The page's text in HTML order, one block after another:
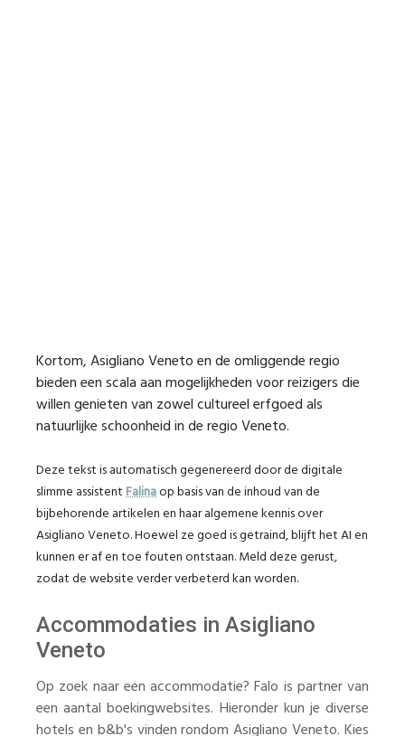
Kortom, Asigliano Veneto en de omliggende regio
bieden een scala aan mogelijkheden voor reizigers die
willen genieten van zowel cultureel erfgoed als
natuurlijke schoonheid in de regio Veneto.
Deze tekst is automatisch gegenereerd door de digitale
slimme assistentFalinaop basis van de inhoud van de
bijbehorende artikelen en haar algemene kennis over
Asigliano Veneto. Hoewel ze goed is getraind, blijft het AI en
kunnen er af en toe fouten ontstaan. Meld deze gerust,
zodat de website verder verbeterd kan worden.
Accommodaties in Asigliano
Veneto
Op zoek naar een accommodatie? Falo is partner van
een aantal boekingwebsites. Hieronder kun je diverse
hotels en b&b's vinden rondom Asigliano Veneto. Kies